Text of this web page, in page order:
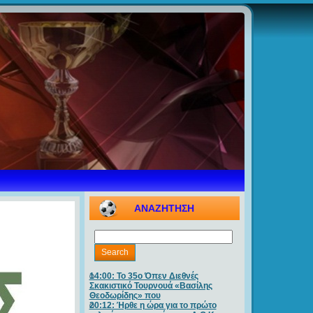
ΑΝΑΖΗΤΗΣΗ
14:00: Το 35ο Όπεν Διεθνές
Σκακιστικό Τουρνουά «Βασίλης
Θεοδωρίδης» που
20:12: Ήρθε η ώρα για το πρώτο